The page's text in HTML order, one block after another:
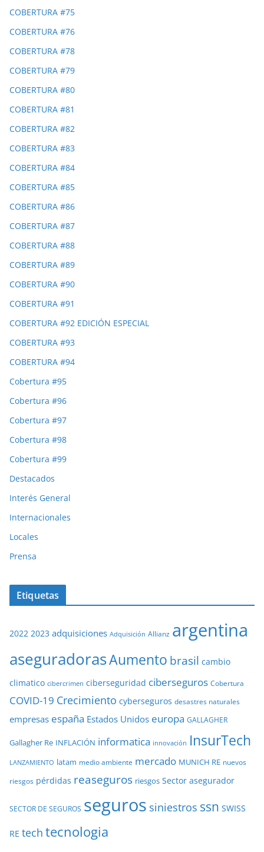
COBERTURA #75
COBERTURA #76
COBERTURA #78
COBERTURA #79
COBERTURA #80
COBERTURA #81
COBERTURA #82
COBERTURA #83
COBERTURA #84
COBERTURA #85
COBERTURA #86
COBERTURA #87
COBERTURA #88
COBERTURA #89
COBERTURA #90
COBERTURA #91
COBERTURA #92 EDICIÓN ESPECIAL
COBERTURA #93
COBERTURA #94
Cobertura #95
Cobertura #96
Cobertura #97
Cobertura #98
Cobertura #99
Destacados
Interés General
Internacionales
Locales
Prensa
Etiquetas
2022 2023 adquisiciones Adquisición Allianz argentina
aseguradorasAumento brasil cambio
climatico cibercrimen ciberseguridad ciberseguros Cobertura
COVID-19 Crecimiento cyberseguros desastres naturales
empresas españa Estados Unidos europa GALLAGHER
Gallagher Re INFLACIÓN informatica innovación InsurTech
LANZAMIENTO latam medio ambiente mercado MUNICH RE nuevos
riesgos pérdidas reaseguros riesgos Sector asegurador
SECTOR DE SEGUROS seguros siniestros ssn SWISS
RE tech tecnologia